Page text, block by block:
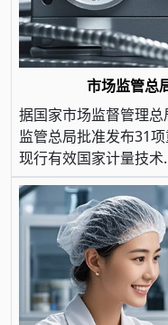
市场监管总
据国家市场监督管理
监管总局批准发布31
现行有效国家计量技术